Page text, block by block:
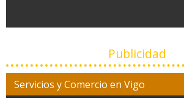
Publicidad
Servicios y Comercio en Vigo